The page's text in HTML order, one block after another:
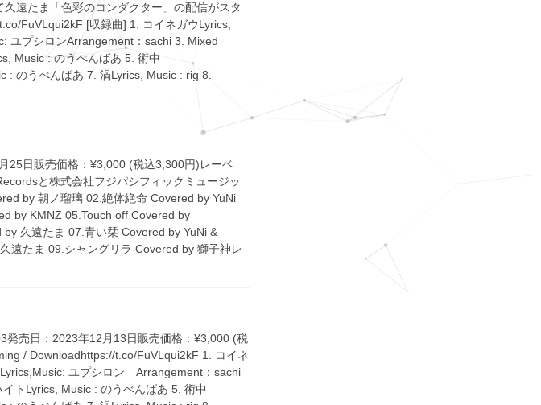
遠たま「色彩のコンダクター」の配信がスタ
FuVLqui2kF [収録曲] 1. コイネガウLyrics,
ユプシロンArrangement：sachi 3. Mixed
Music : のうべんばあ 5. 術中
: のうべんばあ 7. 渦Lyrics, Music : rig 8.
25日販売価格：¥3,000 (税込3,300円)レーベ
と株式会社フジパシフィックミュージッ
by 朝ノ瑠璃 02.絶体絶命 Covered by YuNi
by KMNZ 05.Touch off Covered by
久遠たま 07.⻘い栞 Covered by YuNi &
遠たま 09.シャングリラ Covered by 獅⼦神レ
発売日：2023年12月13日販売価格：¥3,000 (税
/ Downloadhttps://t.co/FuVLqui2kF 1. コイネ
ユプシロン Arrangement：sachi
トLyrics, Music : のうべんばあ 5. 術中